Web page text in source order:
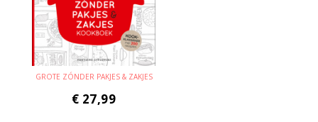
GROTE ZÓNDER PAKJES & ZAKJES
€ 27,99